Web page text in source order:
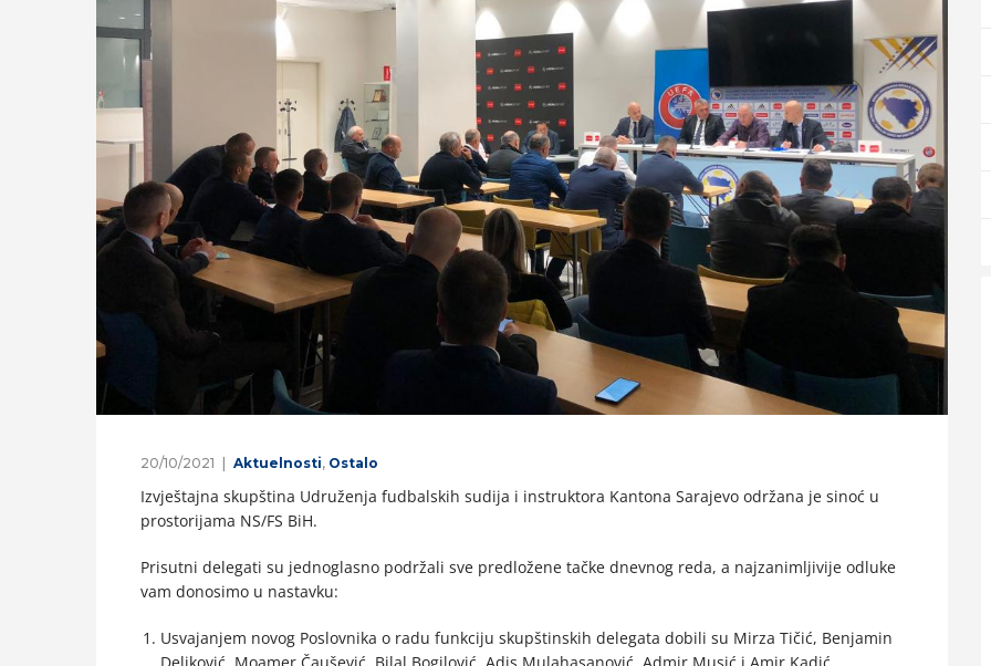
20/10/2021 Aktuelnosti, Ostalo
Izvještajna skupština Udruženja fudbalskih sudija i instruktora Kantona Sarajevo održana je sinoć u
prostorijama NS/FS BiH.
Prisutni delegati su jednoglasno podržali sve predložene tačke dnevnog reda, a najzanimljivije odluke
vam donosimo u nastavku:
Usvajanjem novog Poslovnika o radu funkciju skupštinskih delegata dobili su Mirza Tičić, Benjamin
Deljković, Moamer Čaušević, Bilal Bogilović, Adis Mulahasanović, Admir Musić i Amir Kadić.